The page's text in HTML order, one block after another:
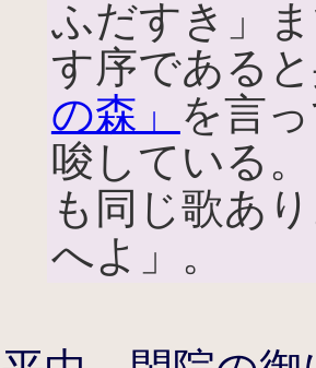
ふだすき」
す序である
の森」 を言
唆している
も同じ歌あ
へよ」。